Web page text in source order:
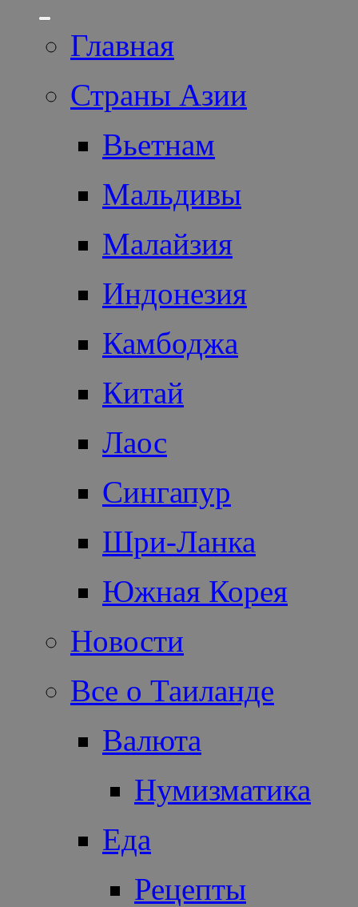
Главная
Страны Азии
Вьетнам
Мальдивы
Малайзия
Индонезия
Камбоджа
Китай
Лаос
Сингапур
Шри-Ланка
Южная Корея
Новости
Все о Таиланде
Валюта
Нумизматика
Еда
Рецепты